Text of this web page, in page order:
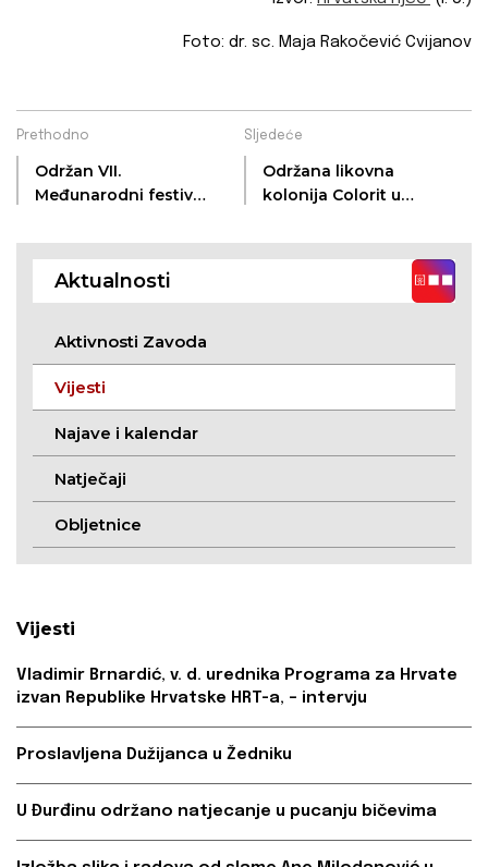
Foto: dr. sc. Maja Rakočević Cvijanov
Prethodno
Održan VII.
Međunarodni festival
Sljedeće
Održana likovna
kolonija Colorit u
Aktualnosti
Aktivnosti Zavoda
Vijesti
Najave i kalendar
Natječaji
Obljetnice
Vijesti
Vladimir Brnardić, v. d. urednika Programa za Hrvate
izvan Republike Hrvatske HRT-a, – intervju
Proslavljena Dužijanca u Žedniku
U Đurđinu održano natjecanje u pucanju bičevima